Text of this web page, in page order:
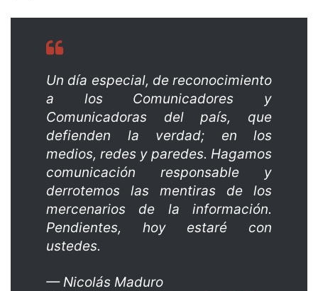
Un día especial, de reconocimiento
a los Comunicadores y
Comunicadoras del país, que
defienden la verdad; en los
medios, redes y paredes. Hagamos
comunicación responsable y
derrotemos las mentiras de los
mercenarios de la información.
Pendientes, hoy estaré con
ustedes.
— Nicolás Maduro